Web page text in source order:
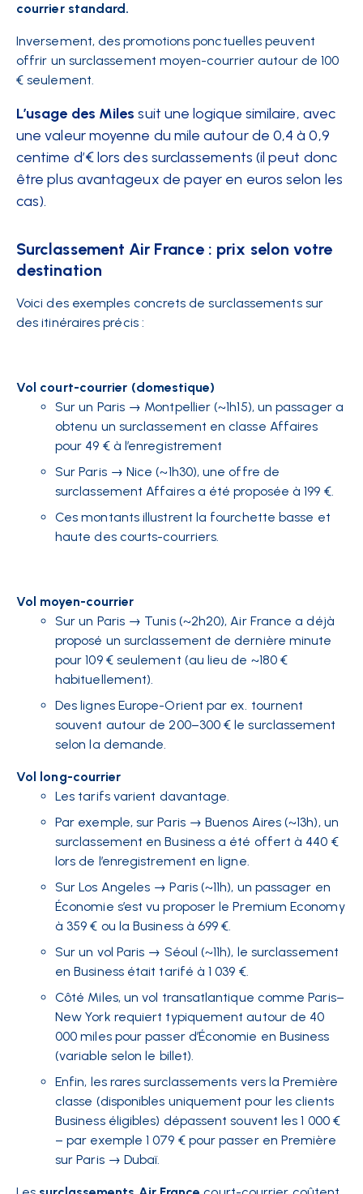
courrier standard​.
Inversement, des promotions ponctuelles peuvent
offrir un surclassement moyen-courrier autour de 100
€ seulement​.
L’usage des Miles suit une logique similaire, avec
une valeur moyenne du mile autour de 0,4 à 0,9
centime d’€ lors des surclassements​ (il peut donc
être plus avantageux de payer en euros selon les
cas).
Surclassement Air France : prix selon votre
destination
Voici des exemples concrets de surclassements sur
des itinéraires précis :
Vol court-courrier (domestique)
Sur un Paris → Montpellier (~1h15), un passager a
obtenu un surclassement en classe Affaires
pour 49 € à l’enregistrement​
Sur Paris → Nice (~1h30), une offre de
surclassement Affaires a été proposée à 199 €.
Ces montants illustrent la fourchette basse et
haute des courts-courriers.
Vol moyen-courrier
Sur un Paris → Tunis (~2h20), Air France a déjà
proposé un surclassement de dernière minute
pour 109 € seulement​ (au lieu de ~180 €
habituellement).
Des lignes Europe-Orient par ex. tournent
souvent autour de 200–300 € le surclassement
selon la demande.
Vol long-courrier
Les tarifs varient davantage.
Par exemple, sur Paris → Buenos Aires (~13h), un
surclassement en Business a été offert à 440 €
lors de l’enregistrement en ligne​.
Sur Los Angeles → Paris (~11h), un passager en
Économie s’est vu proposer le Premium Economy
à 359 € ou la Business à 699 €​.
Sur un vol Paris → Séoul (~11h), le surclassement
en Business était tarifé à 1 039 €​.
Côté Miles, un vol transatlantique comme Paris–
New York requiert typiquement autour de 40
000 miles pour passer d’Économie en Business
(variable selon le billet)​.
Enfin, les rares surclassements vers la Première
classe (disponibles uniquement pour les clients
Business éligibles) dépassent souvent les 1 000 €
– par exemple 1 079 € pour passer en Première
sur Paris → Dubaï​.